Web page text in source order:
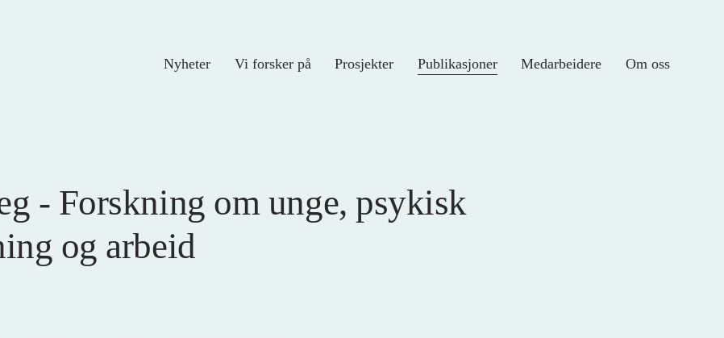
Nyheter Vi forsker på Prosjekter Publikasjoner Medarbeidere Om oss
- Forskning om unge, psykisk
og arbeid